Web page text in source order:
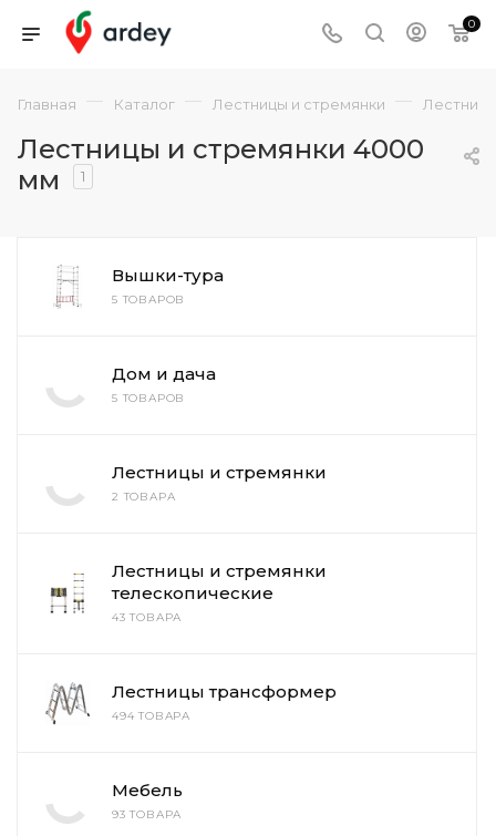
0
Главная — Каталог — Лестницы и стремянки —
Лестницы и стремянки 4000
мм
1
Вышки-тура
5 ТОВАРОВ
Дом и дача
5 ТОВАРОВ
Лестницы и стремянки
2 ТОВАРА
Лестницы и стремянки
телескопические
43 ТОВАРА
Лестницы трансформер
494 ТОВАРА
Мебель
93 ТОВАРА